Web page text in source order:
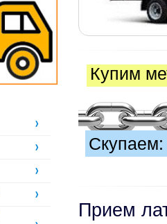
Купим
Скупаем:
Прием